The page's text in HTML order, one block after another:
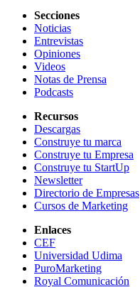
Secciones
Noticias
Entrevistas
Opiniones
Videos
Notas de Prensa
Podcasts
Recursos
Descargas
Construye tu marca
Construye tu Empresa
Construye tu StartUp
Newsletter
Directorio de Empresas
Cursos de Marketing
Enlaces
CEF
Universidad Udima
PuroMarketing
Royal Comunicación